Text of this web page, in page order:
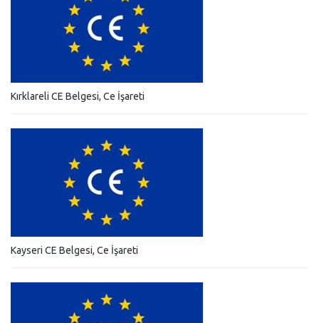
Kırklareli CE Belgesi, Ce İşareti
Kayseri CE Belgesi, Ce İşareti